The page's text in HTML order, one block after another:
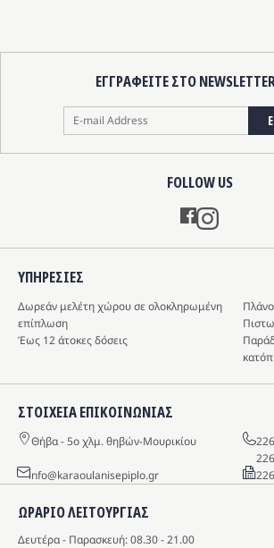
FOLLOW US
Instagram
ΕΓΓΡΑΦΕΙΤΕ ΣΤΟ
ΩΡΑΡΙΟ ΛΕΙΤΟΥΡΓΙΑΣ
Δευτέρα - Παρασκευή: 08.30 - 21.00
ΥΠΗΡΕΣIΕΣ
Δωρεάν μελέτη χώρου σε ολοκληρωμένη
επίπλωση
Έως 12 άτοκες δόσεις
ΣΤΟΙΧΕΙΑ ΕΠΙΚΟΙΝΩΝΙΑΣ
Θήβα - 5o χλμ. θηβών-Μουρικίου
info@karaoulanisepiplo.gr